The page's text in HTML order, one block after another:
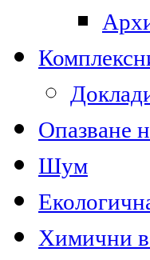
Опазване
Шум
Химични